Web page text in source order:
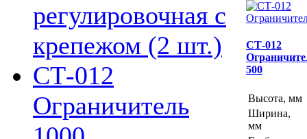
регулировочная с
крепежом (2 шт.)
СТ-012
Ограничитель
СТ-012
500
Высота, мм
Ширина,
мм